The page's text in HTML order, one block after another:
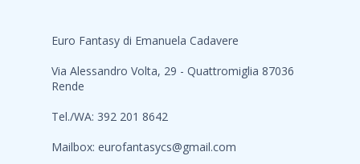
Euro Fantasy di Emanuela Cadavere
Via Alessandro Volta, 29 - Quattromiglia 87036
Rende
Tel./WA: 392 201 8642
Mailbox: eurofantasycs@gmail.com